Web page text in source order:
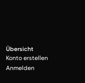
Übersicht
Konto erstellen
Anmelden